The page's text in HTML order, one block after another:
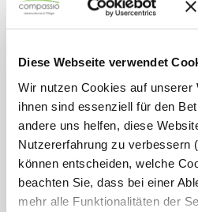
Diese Webseite verwendet
Wir nutzen Cookies auf unserer
ihnen sind essenziell für den
andere uns helfen, diese
Nutzererfahrung zu verbessern
können entscheiden, welche
beachten Sie, dass bei einer
mehr alle Funktionalitäten der
Einladung zur
Haus Lukas
Liebe Bewohnerinnen und